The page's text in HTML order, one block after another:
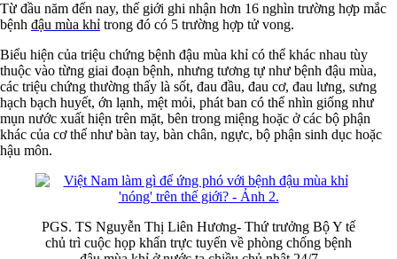
Từ đầu năm đến nay, thế giới ghi nhận hơn 16 nghìn trường hợp mắc
bệnh đậu mùa khỉ trong đó có 5 trường hợp tử vong.
Biểu hiện của triệu chứng bệnh đậu mùa khỉ có thể khác nhau tùy
thuộc vào từng giai đoạn bệnh, nhưng tương tự như bệnh đậu mùa,
các triệu chứng thường thấy là sốt, đau đầu, đau cơ, đau lưng, sưng
hạch bạch huyết, ớn lạnh, mệt mỏi, phát ban có thể nhìn giống như
mụn nước xuất hiện trên mặt, bên trong miệng hoặc ở các bộ phận
khác của cơ thể như bàn tay, bàn chân, ngực, bộ phận sinh dục hoặc
hậu môn.
PGS. TS Nguyễn Thị Liên Hương- Thứ trưởng Bộ Y tế
chủ trì cuộc họp khẩn trực tuyến về phòng chống bệnh